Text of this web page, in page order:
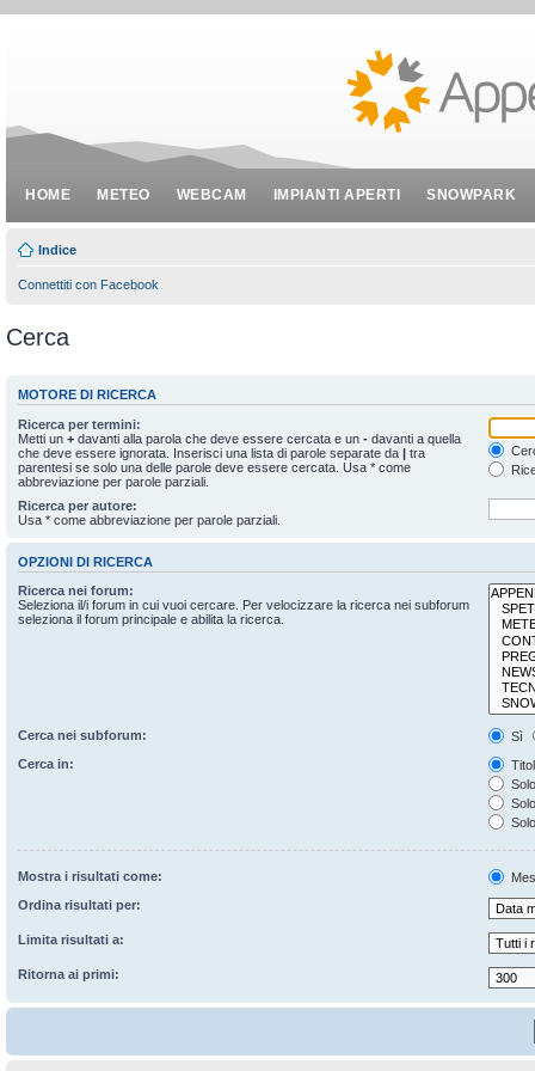
HOME METEO WEBCAM IMPIANTI APERTI SNOWPARK
Indice
Connettiti con Facebook
Cerca
MOTORE DI RICERCA
Ricerca per termini:
Metti un + davanti alla parola che deve essere cercata e un - davanti a quella
che deve essere ignorata. Inserisci una lista di parole separate da | tra
parentesi se solo una delle parole deve essere cercata. Usa * come
abbreviazione per parole parziali.
Ricerca per autore:
Usa * come abbreviazione per parole parziali.
OPZIONI DI RICERCA
Ricerca nei forum:
Seleziona il/i forum in cui vuoi cercare. Per velocizzare la ricerca nei subforum
seleziona il forum principale e abilita la ricerca.
Cerca nei subforum:
Sì
Cerca in:
Mostra i risultati come:
Ordina risultati per:
Limita risultati a:
Ritorna ai primi: